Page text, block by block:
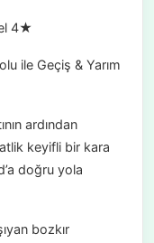
4★
ile Geçiş & Yarım
ardından
keyifli bir kara
doğru yola
bozkır